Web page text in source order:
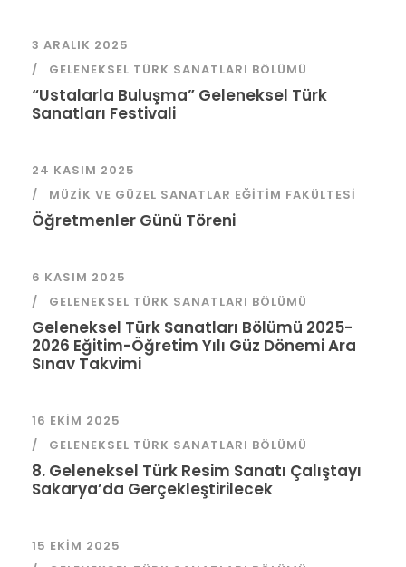
3 ARALIK 2025
GELENEKSEL TÜRK SANATLARI BÖLÜMÜ
“Ustalarla Buluşma” Geleneksel Türk
Sanatları Festivali
24 KASIM 2025
MÜZIK VE GÜZEL SANATLAR EĞITIM FAKÜLTESI
Öğretmenler Günü Töreni
6 KASIM 2025
GELENEKSEL TÜRK SANATLARI BÖLÜMÜ
Geleneksel Türk Sanatları Bölümü 2025-
2026 Eğitim-Öğretim Yılı Güz Dönemi Ara
Sınav Takvimi
16 EKIM 2025
GELENEKSEL TÜRK SANATLARI BÖLÜMÜ
8. Geleneksel Türk Resim Sanatı Çalıştayı
Sakarya’da Gerçekleştirilecek
15 EKIM 2025